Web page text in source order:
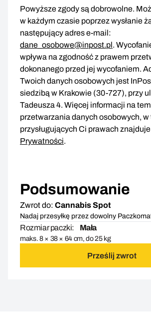
Powyższe zgody są dobrowolne.
w każdym czasie poprzez wysłanie
następujący adres e-mail:
dane_osobowe@inpost.pl.
wpływa na zgodność z prawem
dokonanego przed jej wycofaniem.
Twoich danych osobowych jest
siedzibą w Krakowie (30-727), przy
Tadeusza 4. Więcej informacji na
przetwarzania danych osobowych, w
przysługujących Ci prawach
Prywatności.
Podsumowanie
Zwrot do: Cannabis Spot
Nadaj przesyłkę przez dowolny
Rozmiar paczki: Mała
maks. 8 × 38 × 64 cm, do 25 kg
Prześlij zwrot